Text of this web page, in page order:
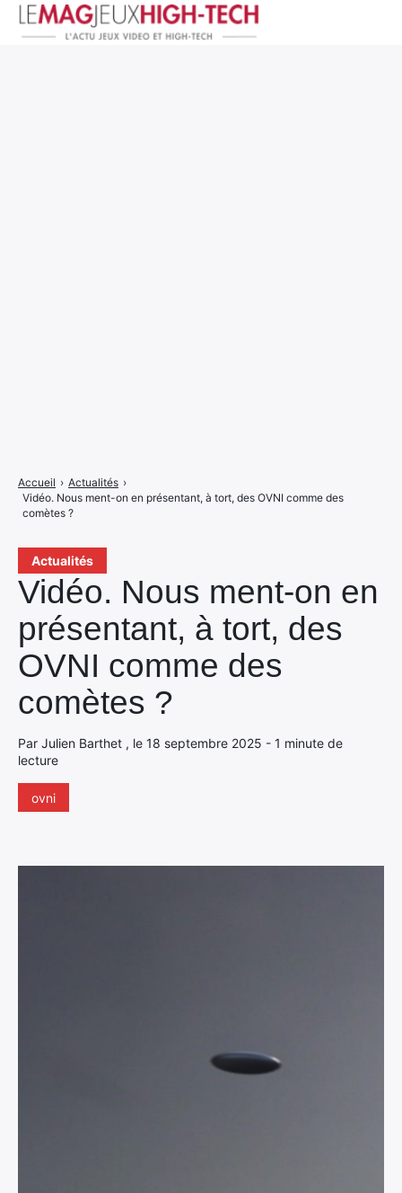
Actualités
Vidéo. Nous ment-on en
présentant, à tort, des
OVNI comme des
comètes ?
Par Julien Barthet , le 18 septembre 2025 - 1 minute de
lecture
ovni
Accueil › Actualités ›
Vidéo. Nous ment-on en présentant, à tort, des OVNI comme des
comètes ?